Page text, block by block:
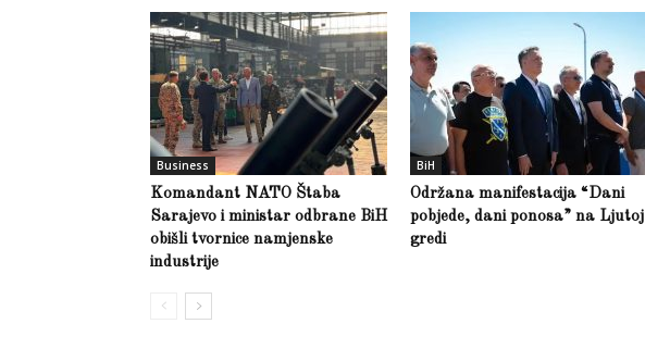
Business
Komandant NATO Štaba
Sarajevo i ministar odbrane BiH
obišli tvornice namjenske
industrije
BiH
Održana manifestacija “Dani
pobjede, dani ponosa” na Ljutoj
gredi